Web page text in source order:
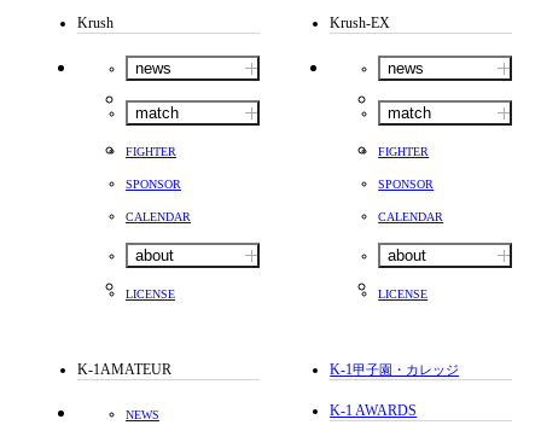
Krush
news
match
FIGHTER
SPONSOR
CALENDAR
about
LICENSE
Krush-EX
news
match
FIGHTER
SPONSOR
CALENDAR
about
LICENSE
K-1AMATEUR
NEWS
K-1甲子園・カレッジ
K-1 AWARDS